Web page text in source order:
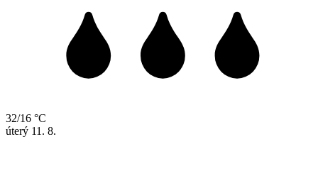
32/16 °C
úterý 11. 8.